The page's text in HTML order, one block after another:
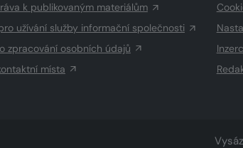
k publikovaným materiálům
užívání služby informační společnosti
zpracování osobních údajů
místa